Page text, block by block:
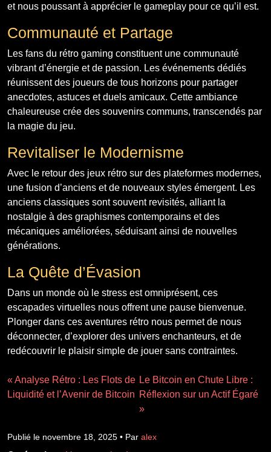
et nous poussant à apprécier le gameplay pour ce qu’il est.
Communauté et Partage
Les fans du rétro gaming constituent une communauté
vibrant d’énergie et de passion. Les événements dédiés
réunissent des joueurs de tous horizons pour partager
anecdotes, astuces et duels amicaux. Cette ambiance
chaleureuse crée des souvenirs communs, transcendés par
la magie du jeu.
Revitaliser le Modernisme
Avec le retour des jeux rétro sur des plateformes modernes,
une fusion d’anciens et de nouveaux styles émergent. Les
anciens classiques sont souvent revisités, alliant la
nostalgie à des graphismes contemporains et des
mécaniques améliorées, séduisant ainsi de nouvelles
générations.
La Quête d’Évasion
Dans un monde où le stress est omniprésent, ces
escapades virtuelles nous offrent une pause bienvenue.
Plonger dans ces aventures rétro nous permet de nous
déconnecter, d’explorer des univers enchanteurs, et de
redécouvrir le plaisir simple de jouer sans contraintes.
« Analyse Rétro : Les Flots de
Liquidité et l’Avenir de Bitcoin
Le Bitcoin en Chute Libre :
Réflexion sur un Actif Égaré
»
Publié le novembre 18, 2025 • Par alex